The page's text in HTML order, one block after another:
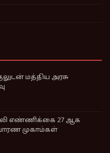
மத்திய அரசு
எண்ணிக்கை 27 ஆக
முகாம்கள்